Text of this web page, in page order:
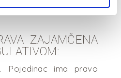
ZAJAMČENA
Pojedinac ima pravo